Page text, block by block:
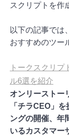
スクリプトを作
以下の記事では
おすすめのツー
トークスクリ
ル6選を紹介
オンリーストー
「チラCEO」
ングの開催、年
いるカスタマー